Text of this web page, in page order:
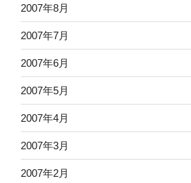
2007年8月
2007年7月
2007年6月
2007年5月
2007年4月
2007年3月
2007年2月